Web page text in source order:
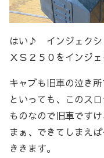
はい♪ インジェクシ
ＸＳ２５０をインジ
キャブも旧車の泣き所
といっても、このス
ものなので旧車ですけ
まぁ、できてしまえ
ききます。